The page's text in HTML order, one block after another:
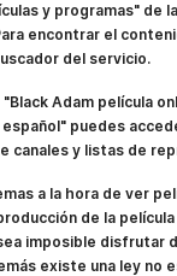
y programas" de
encontrar el
del servicio.
Adam película
puedes
canales y listas de
a la hora de ver
de la película
imposible disfrutar
existe una ley no